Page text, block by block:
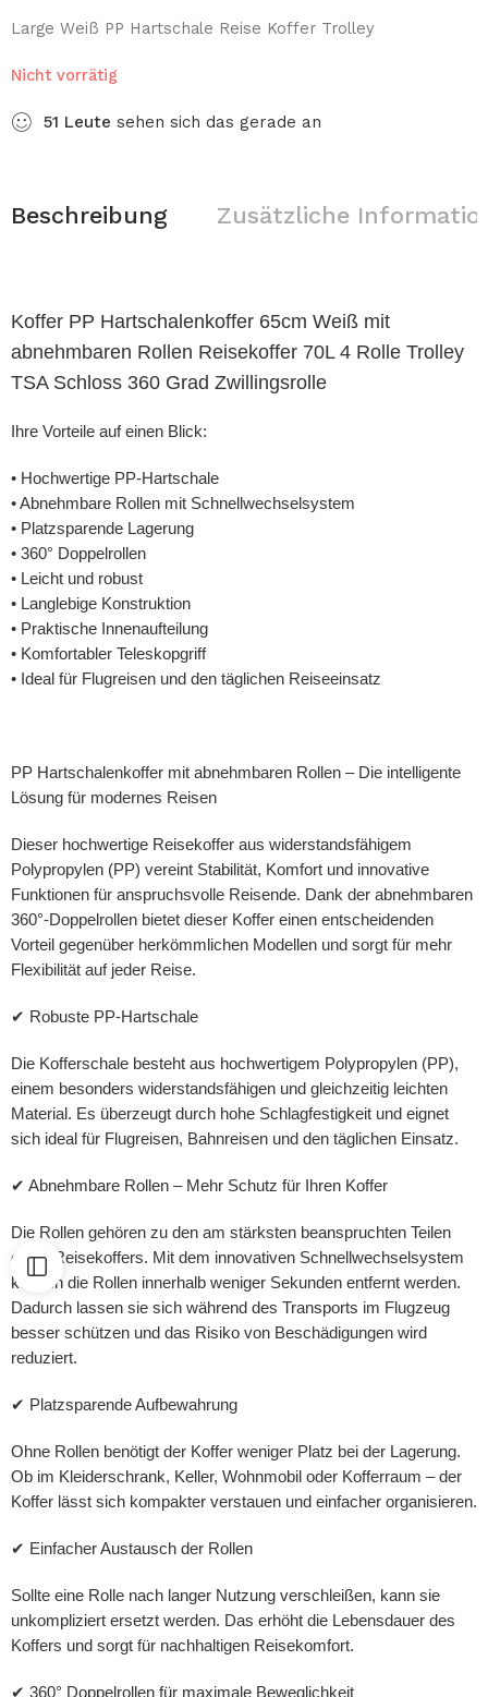
Large Weiß PP Hartschale Reise Koffer Trolley
Nicht vorrätig
51 Leute sehen sich das gerade an
Beschreibung Zusätzliche
Koffer PP Hartschalenkoffer 65cm Weiß mit
abnehmbaren Rollen Reisekoffer 70L 4 Rolle Trolley
TSA Schloss 360 Grad Zwillingsrolle
Ihre Vorteile auf einen Blick:
• Hochwertige PP-Hartschale
• Abnehmbare Rollen mit Schnellwechselsystem
• Platzsparende Lagerung
• 360° Doppelrollen
• Leicht und robust
• Langlebige Konstruktion
• Praktische Innenaufteilung
• Komfortabler Teleskopgriff
• Ideal für Flugreisen und den täglichen Reiseeinsatz
PP Hartschalenkoffer mit abnehmbaren Rollen – Die intelligente
Lösung für modernes Reisen
Dieser hochwertige Reisekoffer aus widerstandsfähigem
Polypropylen (PP) vereint Stabilität, Komfort und innovative
Funktionen für anspruchsvolle Reisende. Dank der abnehmbaren
360°-Doppelrollen bietet dieser Koffer einen entscheidenden
Vorteil gegenüber herkömmlichen Modellen und sorgt für mehr
Flexibilität auf jeder Reise.
✔ Robuste PP-Hartschale
Die Kofferschale besteht aus hochwertigem Polypropylen (PP),
einem besonders widerstandsfähigen und gleichzeitig leichten
Material. Es überzeugt durch hohe Schlagfestigkeit und eignet
sich ideal für Flugreisen, Bahnreisen und den täglichen Einsatz.
✔ Abnehmbare Rollen – Mehr Schutz für Ihren Koffer
Die Rollen gehören zu den am stärksten beanspruchten Teilen
eines Reisekoffers. Mit dem innovativen Schnellwechselsystem
können die Rollen innerhalb weniger Sekunden entfernt werden.
Dadurch lassen sie sich während des Transports im Flugzeug
besser schützen und das Risiko von Beschädigungen wird
reduziert.
✔ Platzsparende Aufbewahrung
Ohne Rollen benötigt der Koffer weniger Platz bei der Lagerung.
Ob im Kleiderschrank, Keller, Wohnmobil oder Kofferraum – der
Koffer lässt sich kompakter verstauen und einfacher organisieren.
✔ Einfacher Austausch der Rollen
Sollte eine Rolle nach langer Nutzung verschleißen, kann sie
unkompliziert ersetzt werden. Das erhöht die Lebensdauer des
Koffers und sorgt für nachhaltigen Reisekomfort.
✔ 360° Doppelrollen für maximale Beweglichkeit